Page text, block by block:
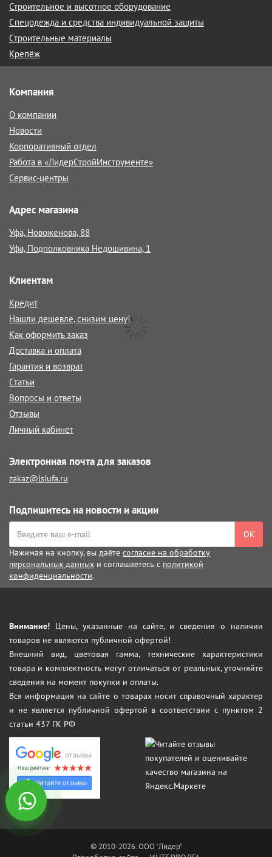
Строительное и высотное оборудование
Спецодежда и средства индивидуальной защиты
Строительные материалы
Крепёж
Компания
О компании
Новости
Корпоративный отдел
Работа в «ЛидерСтройИнструменте»
Сервис-центры
Адрес магазина
Уфа, Новоженова, 88
Уфа, Подполковника Недошивина, 1
Клиентам
Кредит
Нашли дешевле, снизим цену!
Как оформить заказ
Доставка и оплата
Гарантия и возврат
Статьи
Вопросы и ответы
Отзывы
Личный кабинет
Электронная почта для заказов
zakaz@lsiufa.ru
Подпишитесь на новости и акции
ОК
Нажимая на кнопку, вы даёте согласие на обработку
персональных данных и соглашаетесь с политикой
конфиденциальности.
Внимание! Цены, указанные на сайте, и сведения о наличии
товаров не являются публичной офертой!
Внешний вид, цветовая гамма, технические характеристики
товара и комплектность могут отличаться от реальных, уточняйте
сведения на момент покупки и оплаты.
Вся информация на сайте о товарах носит справочный характер
и не является публичной офертой в соответствии с пунктом 2
статьи 437 ГК РФ
© 2010-2026. ООО "Лидер"